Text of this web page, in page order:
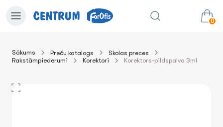
0
uz grozu Summa:0.00€
Sākums Preču katalogs
Skolas preces
Rakstāmpiederumi
Korektori Korektors-pildspalva 3ml